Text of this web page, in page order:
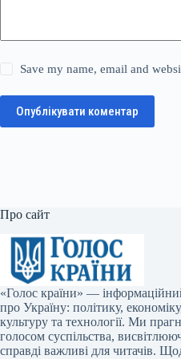
Save my name, email and
Опублікувати коментар
Про сайт
«Голос країни» —
про Україну: політику,
культуру та технології. Ми
голосом суспільства,
справді важливі для читачів.